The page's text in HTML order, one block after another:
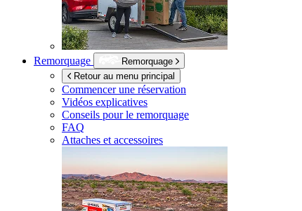
Remorquage
Remorquage
Retour au menu principal
Commencer une réservation
Vidéos explicatives
Conseils pour le remorquage
FAQ
Attaches et accessoires